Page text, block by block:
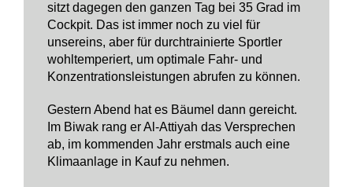
sitzt dagegen den ganzen Tag bei 35 Grad im
Cockpit. Das ist immer noch zu viel für
unsereins, aber für durchtrainierte Sportler
wohltemperiert, um optimale Fahr- und
Konzentrationsleistungen abrufen zu können.
Gestern Abend hat es Bäumel dann gereicht.
Im Biwak rang er Al-Attiyah das Versprechen
ab, im kommenden Jahr erstmals auch eine
Klimaanlage in Kauf zu nehmen.